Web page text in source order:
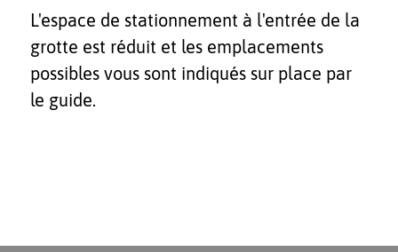
L'espace de stationnement à l'entrée de la
grotte est réduit et les emplacements
possibles vous sont indiqués sur place par
le guide.